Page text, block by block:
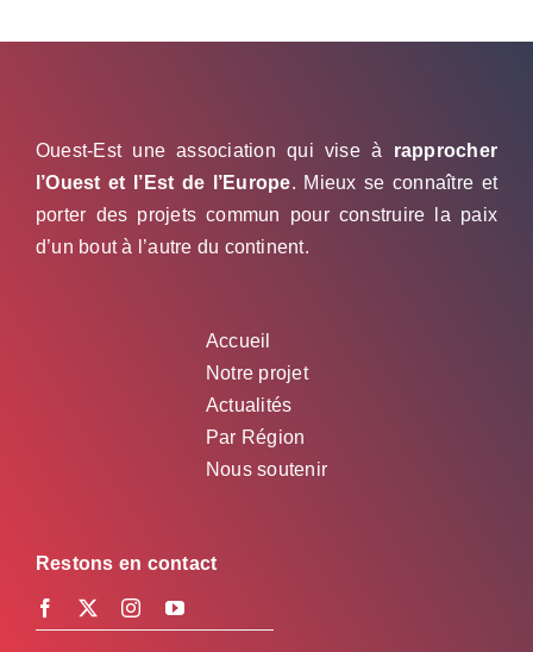
Ouest-Est une association qui vise à rapprocher
l’Ouest et l’Est de l’Europe. Mieux se connaître et
porter des projets commun pour construire la paix
d’un bout à l’autre du continent.
Accueil
Notre projet
Actualités
Par Région
Nous soutenir
Restons en contact